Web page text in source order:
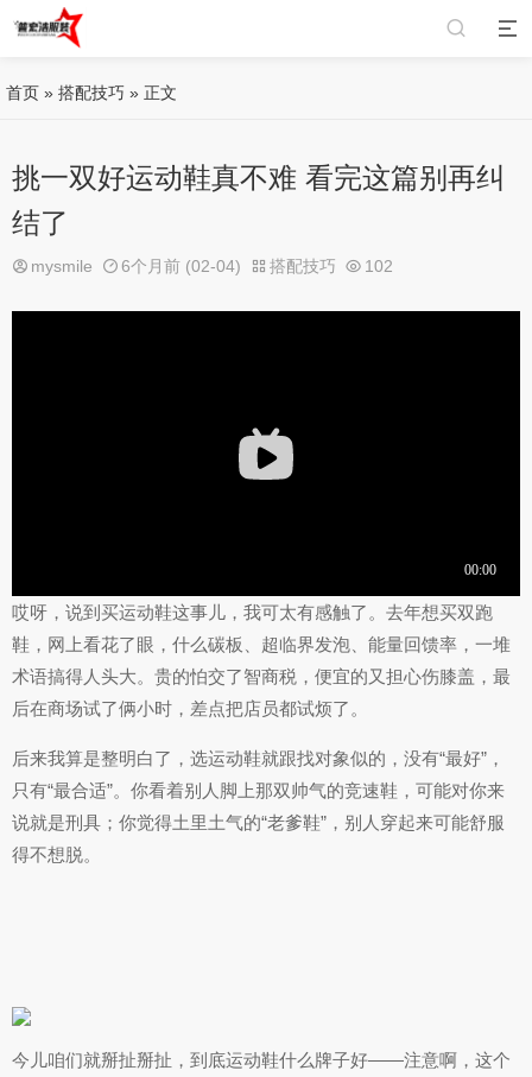
首页 » 搭配技巧 » 正文
挑一双好运动鞋真不难 看完这篇别再纠
结了
mysmile 6个月前 (02-04) 搭配技巧 102
哎呀，说到买运动鞋这事儿，我可太有感触了。去年想买双跑
鞋，网上看花了眼，什么碳板、超临界发泡、能量回馈率，一堆
术语搞得人头大。贵的怕交了智商税，便宜的又担心伤膝盖，最
后在商场试了俩小时，差点把店员都试烦了。
后来我算是整明白了，选运动鞋就跟找对象似的，没有“最好”，
只有“最合适”。你看着别人脚上那双帅气的竞速鞋，可能对你来
说就是刑具；你觉得土里土气的“老爹鞋”，别人穿起来可能舒服
得不想脱。
今儿咱们就掰扯掰扯，到底运动鞋什么牌子好——注意啊，这个